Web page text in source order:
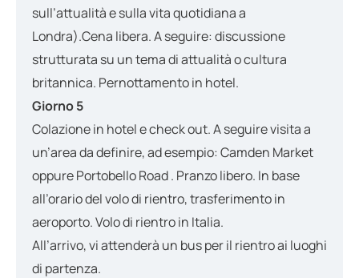
sull’attualità e sulla vita quotidiana a
Londra).Cena libera. A seguire: discussione
strutturata su un tema di attualità o cultura
britannica. Pernottamento in hotel.
Giorno 5
Colazione in hotel e check out. A seguire visita a
un’area da definire, ad esempio: Camden Market
oppure Portobello Road . Pranzo libero. In base
all’orario del volo di rientro, trasferimento in
aeroporto. Volo di rientro in Italia.
All’arrivo, vi attenderà un bus per il rientro ai luoghi
di partenza.